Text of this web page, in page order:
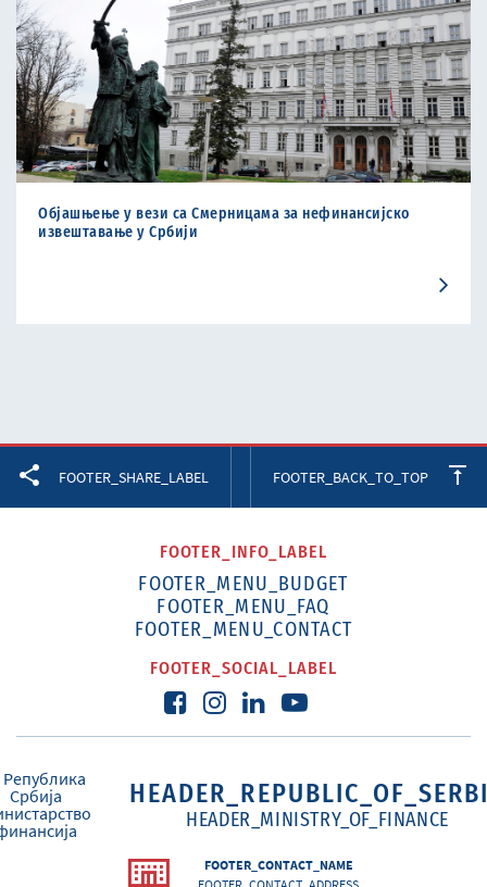
Објашњење у вези са Смерницама за нефинансијско
извештавање у Србији
FOOTER_SHARE_LABEL FOOTER_BACK_TO_TOP
FOOTER_INFO_LABEL
FOOTER_MENU_BUDGET
FOOTER_MENU_FAQ
FOOTER_MENU_CONTACT
FOOTER_SOCIAL_LABEL
HEADER_MINISTRY_OF_FINANCE
FOOTER_CONTACT_NAME